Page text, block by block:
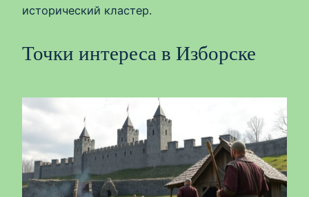
исторический кластер.
Точки интереса в Изборске